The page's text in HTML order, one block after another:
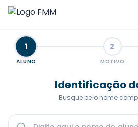
1
ALUNO
2
MOTIVO
Identificação
Busque pelo nome